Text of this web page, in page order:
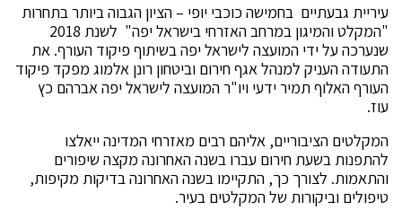
עיריית גבעתיים בחמישה כוכבי יופי – הציון הגבוה ביותר בתחרות
"המקלט והמיגון במרחב האזרחי בישראל יפה" לשנת 2018
שנערכה על ידי המועצה לישראל יפה בשיתוף פיקוד העורף. את
התעודה העניק למנהל אגף חירום וביטחון רונן אלמוג מפקד פיקוד
העורף האלוף תמיר ידעי ויו"ר המועצה לישראל יפה אברהם כץ
עוז.
המקלטים הציבוריים, אליהם רבים מאזרחי המדינה ייאלצו
להתפנות בשעת חירום עברו בשנה האחרונה מקצה שיפורים
והתאמות. לצורך כך, התקיימו בשנה האחרונה בדיקות מקיפות,
טיפולים וביקורות של המקלטים בעיר.